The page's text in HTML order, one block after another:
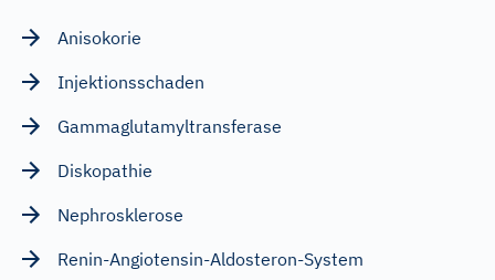
Anisokorie
Injektionsschaden
Gammaglutamyltransferase
Diskopathie
Nephrosklerose
Renin-Angiotensin-Aldosteron-System